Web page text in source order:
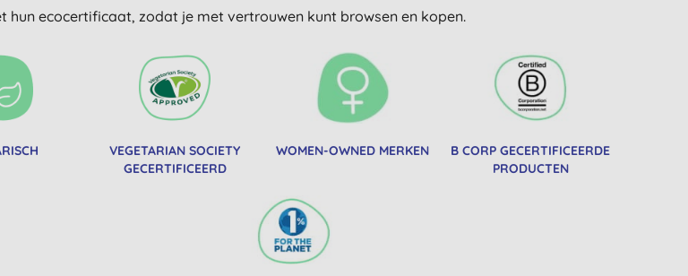
hun ecocertificaat, zodat je met vertrouwen kunt browsen en kopen.
VEGETARIAN SOCIETY
GECERTIFICEERD
WOMEN-OWNED MERKEN
B CORP GECERTIFICEERDE
PRODUCTEN